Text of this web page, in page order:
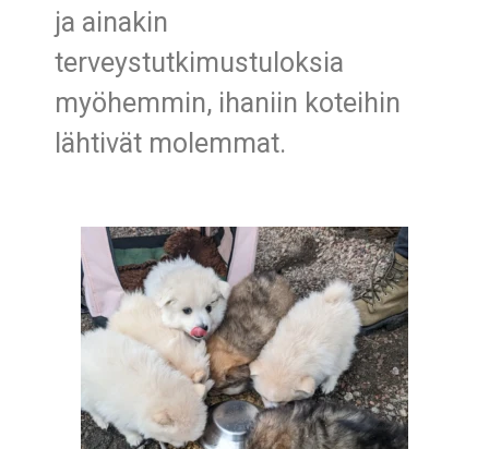
ja ainakin
terveystutkimustuloksia
myöhemmin, ihaniin koteihin
lähtivät molemmat.